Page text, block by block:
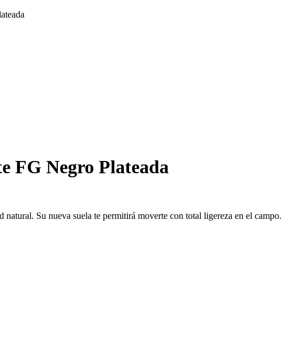
FG Negro Plateada
Su nueva suela te permitirá moverte con total ligereza en el campo.